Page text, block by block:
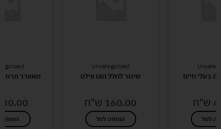
בעלי חיים
ש"ח
לסל
Uncategorized
שיגור לחלל הוט ווילס
160.00 ש"ח
הוספה לסל
מאוורר
30.00
הוספה